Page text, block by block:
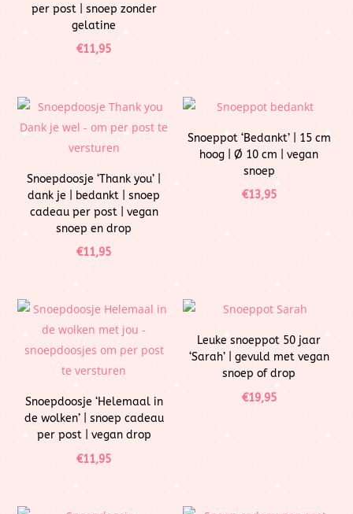
per post | snoep zonder
gelatine
€11,95
Snoepdoosje ‘Thank you’ |
dank je | bedankt | snoep
cadeau per post | vegan
snoep en drop
€11,95
Snoeppot ‘Bedankt’ | 15 cm
hoog | Ø 10 cm | vegan
snoep
€13,95
Snoepdoosje ‘Helemaal in
de wolken’ | snoep cadeau
per post | vegan drop
€11,95
Leuke snoeppot 50 jaar
‘Sarah’ | gevuld met vegan
snoep of drop
€19,95